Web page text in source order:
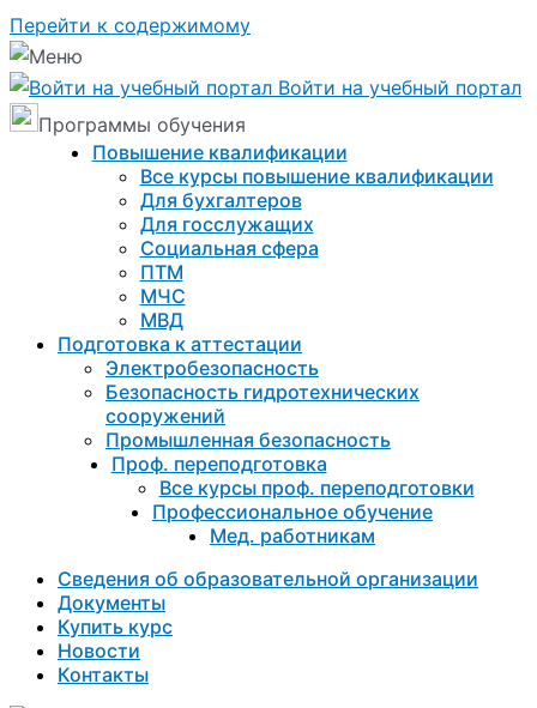
Перейти к содержимому
Войти на учебный портал
Программы обучения
Повышение квалификации
Все курсы повышение квалификации
Для бухгалтеров
Для госслужащих
Социальная сфера
ПТМ
МЧС
МВД
Подготовка к aттестации
Электробезопасность
Безопасность гидротехнических
сооружений
Промышленная безопасность
Проф. переподготовка
Все курсы проф. переподготовки
Профессиональное обучение
Мед. работникам
Сведения об образовательной организации
Документы
Купить курс
Новости
Контакты